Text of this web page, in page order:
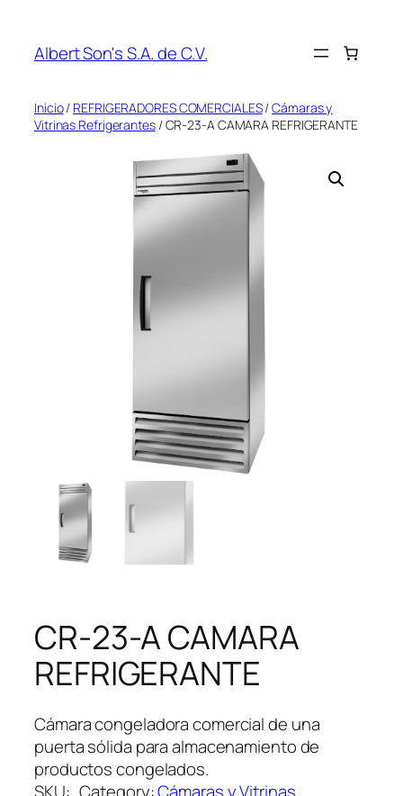
contenido
Albert Son's S.A. de C.V.
Inicio/ REFRIGERADORES COMERCIALES/Cámaras y
Vitrinas Refrigerantes/ CR-23-A CAMARA REFRIGERANTE
CR-23-A CAMARA
REFRIGERANTE
Cámara congeladora comercial de una
puerta sólida para almacenamiento de
productos congelados.